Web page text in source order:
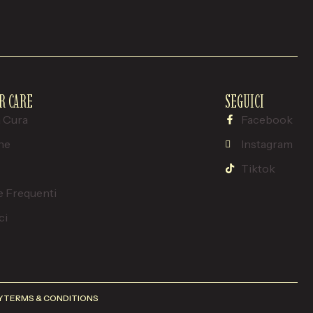
CARE
Cura
Frequenti
SEGUICI
Facebook
Instagram
Tiktok
TERMS & CONDITIONS